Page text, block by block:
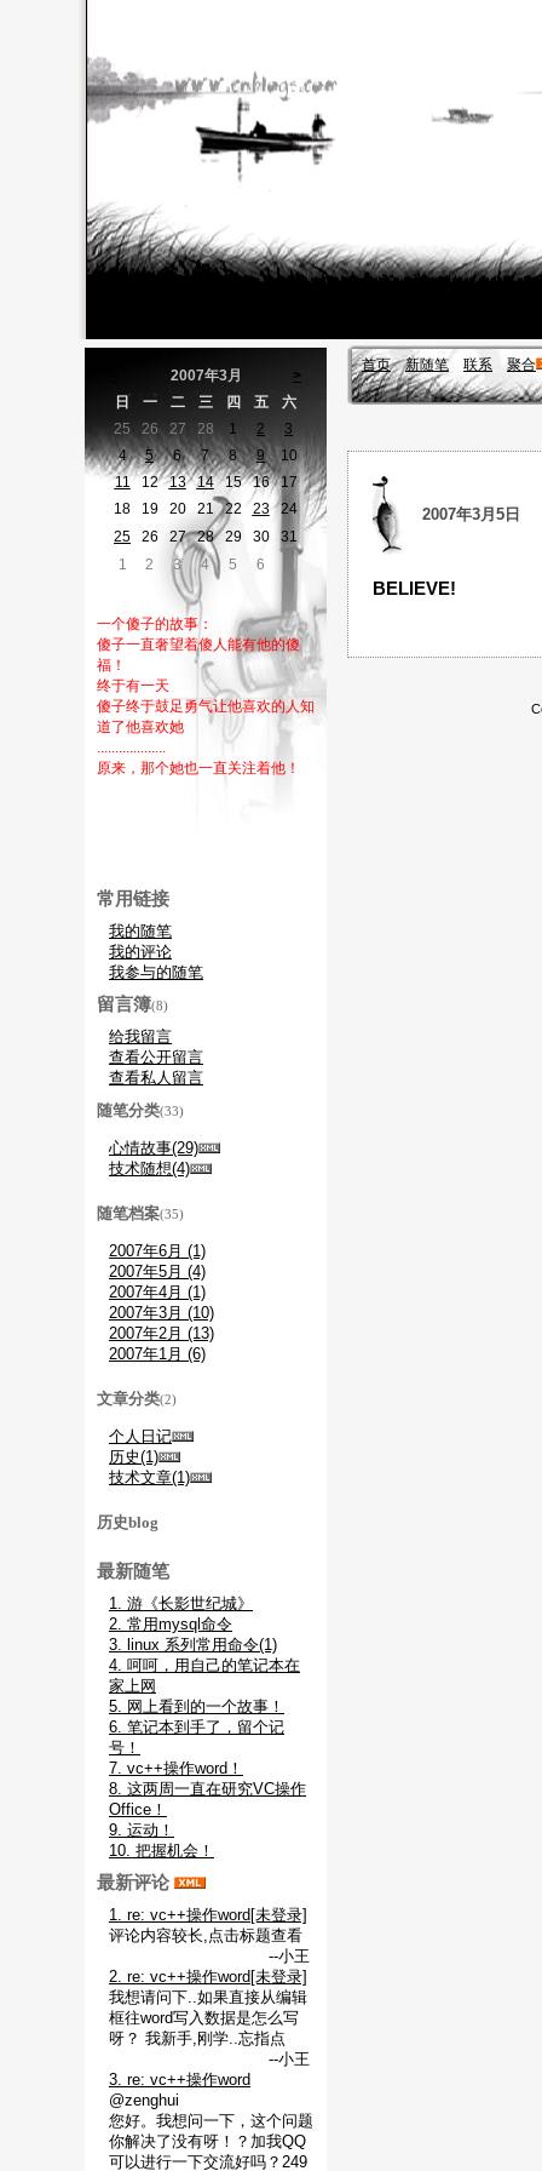
首页 新随笔 联系 聚合
2007年3月5日
BELIEVE!
2007年3月
>
日
一 二 三 四 五
六
25
26 27 28 1 2
3
4
5 6 7 8 9
10
11
12 13 14 15 16
17
18
19 20 21 22 23
24
25
26 27 28 29 30
31
1
2 3 4 5 6
一个傻子的故事：
傻子一直奢望着傻人能有他的傻
福！
终于有一天
傻子终于鼓足勇气让他喜欢的人知
道了他喜欢她
...................
原来，那个她也一直关注着他！
常用链接
我的随笔
我的评论
我参与的随笔
留言簿(8)
给我留言
查看公开留言
查看私人留言
随笔分类(33)
心情故事(29)
技术随想(4)
随笔档案(35)
2007年6月 (1)
2007年5月 (4)
2007年4月 (1)
2007年3月 (10)
2007年2月 (13)
2007年1月 (6)
文章分类(2)
个人日记
历史(1)
技术文章(1)
历史blog
最新随笔
1. 游《长影世纪城》
2. 常用mysql命令
3. linux 系列常用命令(1)
4. 呵呵，用自己的笔记本在
家上网
5. 网上看到的一个故事！
6. 笔记本到手了，留个记
号！
7. vc++操作word！
8. 这两周一直在研究VC操作
Office！
9. 运动！
10. 把握机会！
最新评论
1. re: vc++操作word[未登录]
评论内容较长,点击标题查看
--小王
2. re: vc++操作word[未登录]
我想请问下..如果直接从编辑
框往word写入数据是怎么写
呀？ 我新手,刚学..忘指点
--小王
3. re: vc++操作word
@zenghui
您好。我想问一下，这个问题
你解决了没有呀！？加我QQ
可以进行一下交流好吗？249